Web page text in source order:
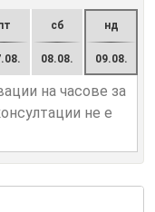
сб
08.08.
нд
09.08.
на часове за
не е